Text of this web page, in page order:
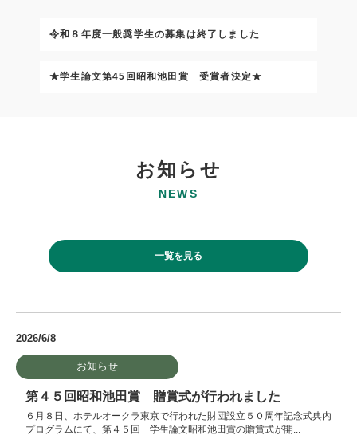
令和８年度一般奨学生の募集は終了しました
★学生論文第45回昭和池田賞 受賞者決定★
お知らせ
NEWS
一覧を見る
2026/6/8
お知らせ
第４５回昭和池田賞 贈賞式が行われました
６月８日、ホテルオークラ東京で行われた財団設立５０周年記念式典内
プログラムにて、第４５回 学生論文昭和池田賞の贈賞式が開...